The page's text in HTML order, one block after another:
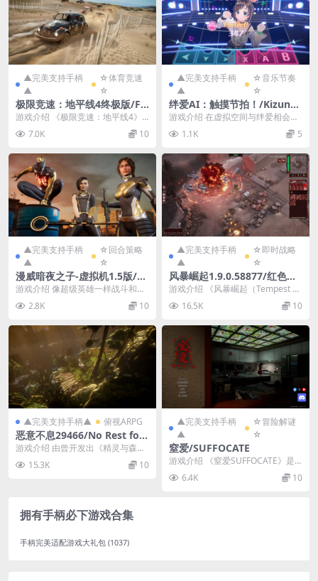
▲完美支持手柄
▲
☆体育竞速
☆
极限竞速：地平线4终极版/Fo
rza Horizon 4 Ultimate Edit
游戏介绍 《极限竞速：地平线4》
是由微软发行的一款赛车竞速游
戏，也是地平线系列的...
7.0K 10
▲完美支持手柄
▲
☆音乐节奏
☆
绊爱AI：触摸节拍！/Kizuna
AI - Touch the Beat!
游戏介绍 在虚拟空间与绊爱相会。
和绊爱一起游玩的全新节奏游戏登
场！ 游戏截图 版...
1.1K 5
▲完美支持手柄
▲
☆回合策略
☆
漫威暗夜之子-虚拟机1.5版/M
arvel's Midnight Suns HYP
游戏介绍 像超级英雄一样战斗和思
考，对抗漫威宇宙的黑暗角落。 扮
演传奇猎人，成为...
2.8K 10
▲完美支持手柄
▲
☆即时战略
☆
风暴崛起1.9.0.58877/红色警
戒续作/红警续作/Tempest Ri
游戏介绍 《风暴崛起（Tempest Ri
sing）》是一款融合经典RTS精髓
与... 16.5K 10
▲完美支持手柄▲ 俯视ARPG
恶意不息29466/No Rest for
the Wicked Ver29466
游戏介绍 由曾开发出《精灵与森
林》和《精灵与萤火意志》等获奖
作品的Moon St...
15.3K 10
▲完美支持手柄
▲
☆冒险解谜
☆
窒爱/SUFFOCATE
游戏介绍 《窒爱SUFFOCATE》是
款第一人称生存恐怖游戏，故事发
生在现代的台...
6.4K 10
拥有手柄必下游戏合集
手柄完美适配游戏大礼包 (1037)